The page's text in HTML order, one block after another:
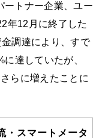
ートナー企業、ユー
年12月に終了した
調達により、すで
達していたが、
らに増えたことに
スマートメータ